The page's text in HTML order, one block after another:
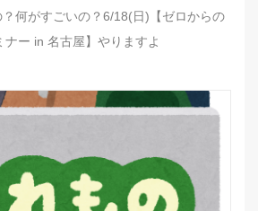
何がすごいの？6/18(日)【ゼロからの
ナー in 名古屋】やりますよ